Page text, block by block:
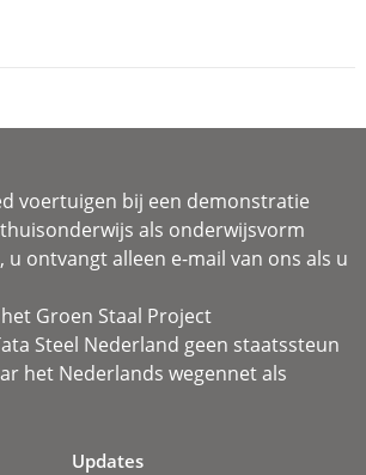
voertuigen bij een demonstratie
thuisonderwijs als onderwijsvorm
u ontvangt alleen e-mail van ons als u
Groen Staal Project
Steel Nederland geen staatssteun
het Nederlands wegennet als
Updates